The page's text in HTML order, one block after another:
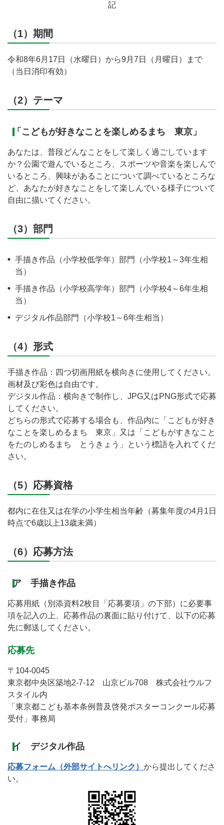
記
（1）期間
令和8年6月17日（水曜日）から9月7日（月曜日）まで
（当日消印有効）
（2）テーマ
「こどもが好きなことを楽しめるまち 東京」
あなたは、普段どんなことをして楽しく過ごしています
か？公園で遊んでいるところ、スポーツや音楽を楽しんで
いるところ、興味があることについて調べているところな
ど、あなたが好きなことをして楽しんでいる様子について
自由に描いてください。
（3）部門
手描き作品（小学校低学年）部門（小学校1～3年生相
当）
手描き作品（小学校高学年）部門（小学校4～6年生相
当）
デジタル作品部門（小学校1～6年生相当）
（4）形式
手描き作品：四つ切画用紙を横向きに使用してください。
画材及び彩色は自由です。
デジタル作品：横向きで制作し、JPG又はPNG形式で応募
してください。
どちらの形式で応募する場合も、作品内に「こどもが好き
なことを楽しめるまち 東京」又は「こどもがすきなこと
をたのしめるまち とうきょう」という標語を入れてくだ
さい。
（5）応募資格
都内に在住又は在学の小学生相当年齢（募集年度の4月1日
時点で6歳以上13歳未満）
（6）応募方法
ア 手描き作品
応募用紙（別添資料2枚目「応募要項」の下部）に必要事
項を記入の上、応募作品の裏面に貼り付けて、以下の応募
先に郵送してください。
応募先
〒104-0045
東京都中央区築地2-7-12 山京ビル708 株式会社ウルフ
スタイル内
「東京都こども基本条例普及啓発ポスターコンクール応募
受付」事務局
イ デジタル作品
応募フォーム（外部サイトへリンク） から提出してくださ
い。